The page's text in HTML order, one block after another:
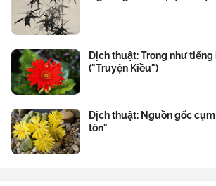
Dịch thuật: Trong như tiếng
("Truyện Kiều")
Dịch thuật: Nguồn gốc
tôn"